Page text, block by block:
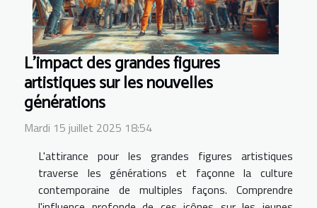
L'impact des grandes figures
artistiques sur les nouvelles
générations
Mardi 15 juillet 2025 18:54
L'attirance pour les grandes figures artistiques
traverse les générations et façonne la culture
contemporaine de multiples façons. Comprendre